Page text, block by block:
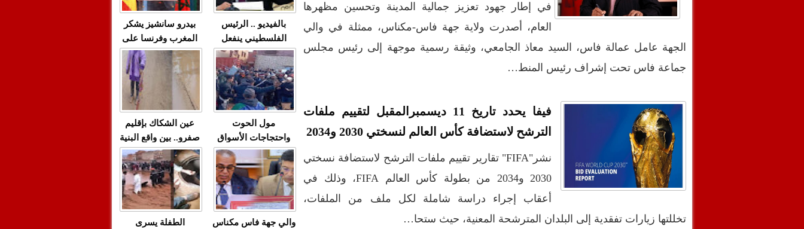
في إطار جهود تعزيز جمالية المدينة وتحسين مظهرها
العام، أصدرت ولاية جهة فاس-مكناس، ممثلة في والي
الجهة عامل عمالة فاس، السيد معاذ الجامعي، وثيقة رسمية موجهة إلى رئيس مجلس
جماعة فاس تحت إشراف رئيس المنط…
فيفا يحدد تاريخ 11 ديسمبرالمقبل لتقييم ملفات
الترشح لاستضافة كأس العالم لنسختي 2030 و2034
نشر"FIFA" تقارير تقييم ملفات الترشح لاستضافة نسختي
2030 و2034 من بطولة كأس العالم FIFA، وذلك في
أعقاب إجراء دراسة شاملة لكل ملف من الملفات،
تخللتها زيارات تفقدية إلى البلدان المترشحة المعنية، حيث ستحا…
بيدرو سانشيز يشكر
المغرب وفرنسا على
استعادة الكهرباء عقب
انقطاعه في شبه
الجزيرة الإيبيرية
بالفيديو .. الرئيس
الفلسطيني ينفعل
ويهاجم حماس بألفاظ
قاسية على الهواء
عين الشكاك بإقليم
صفرو.. بين واقع البنية
التحتية المهترئة
والحملات الانتخابية
المبكرة(فيديو)
مول الحوت
واحتجاجات الأسواق
الأسبوعية/الاحتقان
الصامت والتراشق
بـ"الصناديق"/أخنوش
يرد بالصمت المريب
الطفلة يسرى
والي جهة فاس مكناس